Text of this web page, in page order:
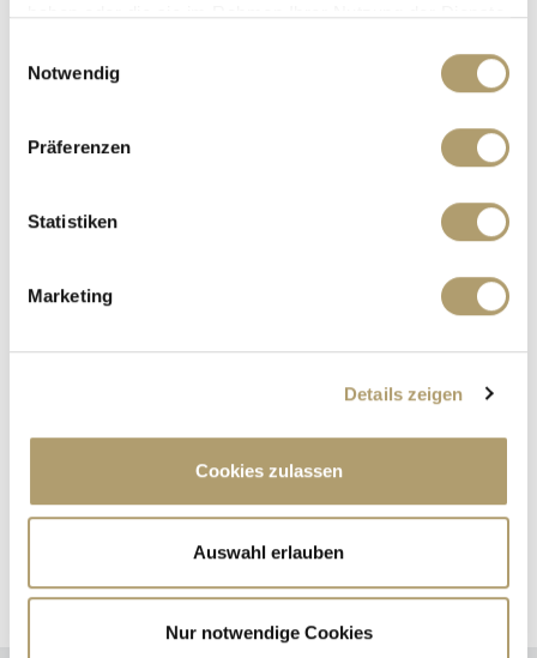
haben oder die sie im Rahmen Ihrer Nutzung der Dienste
Notwendig
Präferenzen
Statistiken
Marketing
Details zeigen
Cookies zulassen
Auswahl erlauben
Nur notwendige Cookies
Ansprechpartner
Telefax: 00498990932011
Mobil: 004916097326123
Freue mich auf Sie!